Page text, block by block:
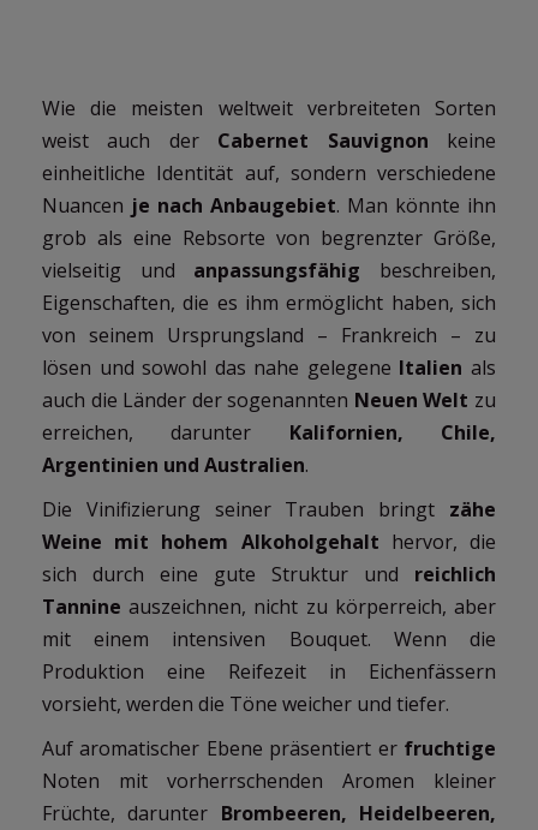
Wie die meisten weltweit verbreiteten Sorten
weist auch der Cabernet Sauvignon keine
einheitliche Identität auf, sondern verschiedene
Nuancen je nach Anbaugebiet. Man könnte ihn
grob als eine Rebsorte von begrenzter Größe,
vielseitig und anpassungsfähig beschreiben,
Eigenschaften, die es ihm ermöglicht haben, sich
von seinem Ursprungsland – Frankreich – zu
lösen und sowohl das nahe gelegene Italien als
auch die Länder der sogenannten Neuen Welt zu
erreichen, darunter Kalifornien, Chile,
Argentinien und Australien.
Die Vinifizierung seiner Trauben bringt zähe
Weine mit hohem Alkoholgehalt hervor, die
sich durch eine gute Struktur und reichlich
Tannine auszeichnen, nicht zu körperreich, aber
mit einem intensiven Bouquet. Wenn die
Produktion eine Reifezeit in Eichenfässern
vorsieht, werden die Töne weicher und tiefer.
Auf aromatischer Ebene präsentiert er fruchtige
Noten mit vorherrschenden Aromen kleiner
Früchte, darunter Brombeeren, Heidelbeeren,